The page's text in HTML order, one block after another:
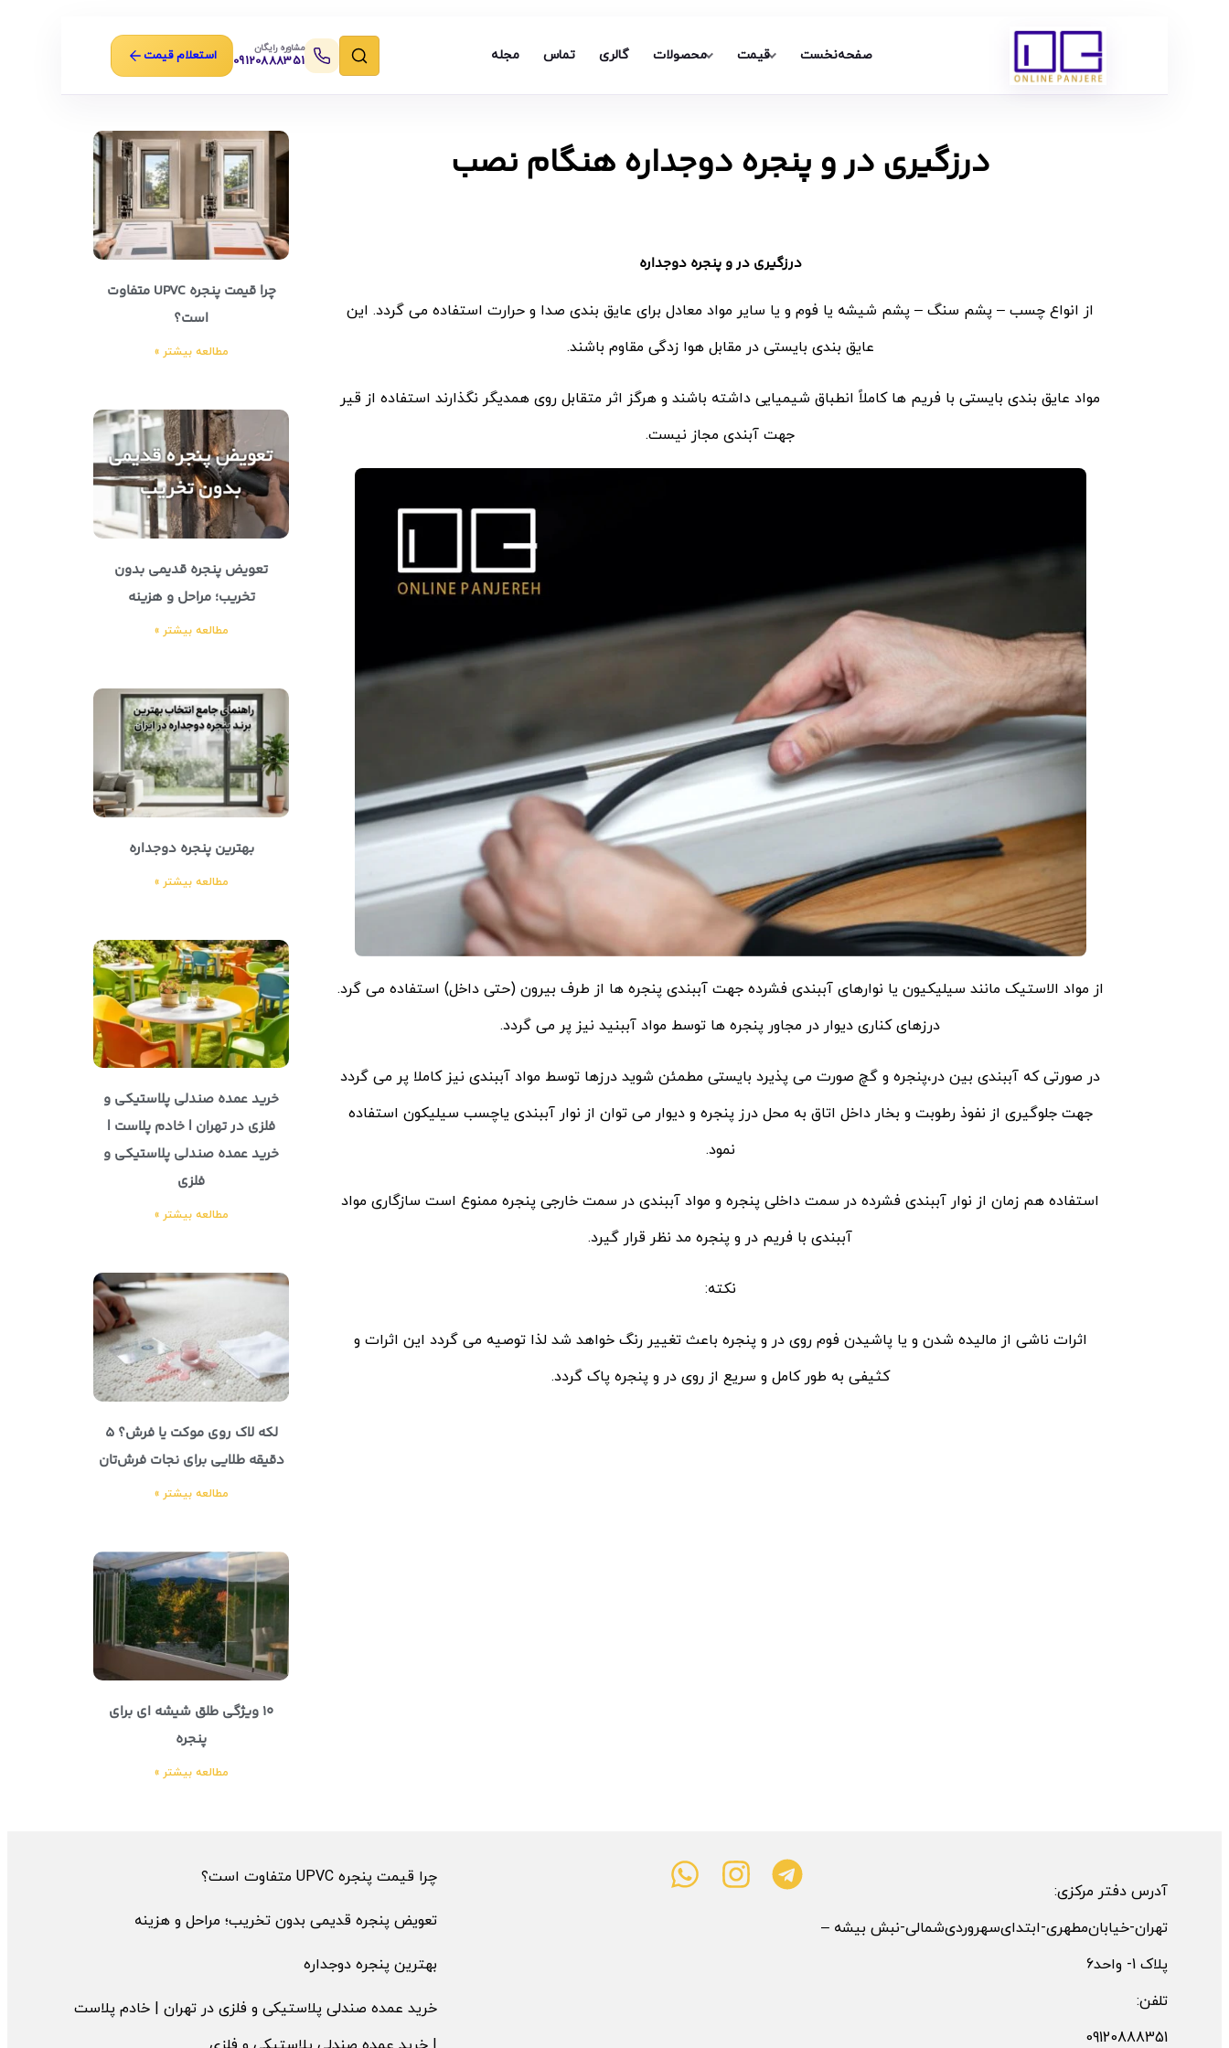
صفحه‌نخست قیمت محصولات گالری تماس مجله مشاوره رایگان
09120888351 استعلام قیمت
چرا قیمت پنجره UPVC متفاوت
است؟
مطالعه بیشتر »
تعویض پنجره قدیمی بدون
تخریب؛ مراحل و هزینه
مطالعه بیشتر »
بهترین پنجره دوجداره
مطالعه بیشتر »
خرید عمده صندلی پلاستیکی و
فلزی در تهران | خادم پلاست |
خرید عمده صندلی پلاستیکی و
فلزی
مطالعه بیشتر »
لکه لاک روی موکت یا فرش؟ ۵
دقیقه طلایی برای نجات فرش‌تان
مطالعه بیشتر »
10 ویژگی طلق شیشه ای برای
پنجره
مطالعه بیشتر »
درزگیری در و پنجره دوجداره هنگام نصب
درزگیری در و پنجره دوجداره
از انواع چسب – پشم سنگ – پشم شیشه یا فوم و یا سایر مواد معادل برای عایق بندی صدا و حرارت استفاده می گردد. این
عایق بندی بایستی در مقابل هوا زدگی مقاوم باشند.
مواد عایق بندی بایستی با فریم ها کاملاً انطباق شیمیایی داشته باشند و هرگز اثر متقابل روی همدیگر نگذارند استفاده از قیر
جهت آبندی مجاز نیست.
از مواد الاستیک مانند سیلیکیون یا نوارهای آببندی فشرده جهت آببندی پنجره ها از طرف بیرون (حتی داخل) استفاده می گرد.
درزهای کناری دیوار در مجاور پنجره ها توسط مواد آببنید نیز پر می گردد.
در صورتی که آببندی بین در،پنجره و گچ صورت می پذیرد بایستی مطمئن شوید درزها توسط مواد آببندی نیز کاملا پر می گردد
جهت جلوگیری از نفوذ رطوبت و بخار داخل اتاق به محل درز پنجره و دیوار می توان از نوار آببندی یاچسب سیلیکون استفاده
نمود.
استفاده هم زمان از نوار آببندی فشرده در سمت داخلی پنجره و مواد آببندی در سمت خارجی پنجره ممنوع است سازگاری مواد
آببندی با فریم در و پنجره مد نظر قرار گیرد.
نکته:
اثرات ناشی از مالیده شدن و یا پاشیدن فوم روی در و پنجره باعث تغییر رنگ خواهد شد لذا توصیه می گردد این اثرات و
کثیفی به طور کامل و سریع از روی در و پنجره پاک گردد.
آدرس دفتر مرکزی:
تهران-خیابان‌مطهری-ابتدای‌سهروردی‌شمالی-نبش بیشه –
پلاک 1- واحد6
تلفن:
09120888351
چرا قیمت پنجره UPVC متفاوت است؟
تعویض پنجره قدیمی بدون تخریب؛ مراحل و هزینه
بهترین پنجره دوجداره
خرید عمده صندلی پلاستیکی و فلزی در تهران | خادم پلاست